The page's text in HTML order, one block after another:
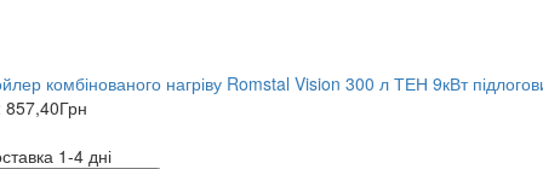
комбінованого нагріву Romstal Vision 300 л ТЕН 9кВт
857,40Грн
1-4 дні